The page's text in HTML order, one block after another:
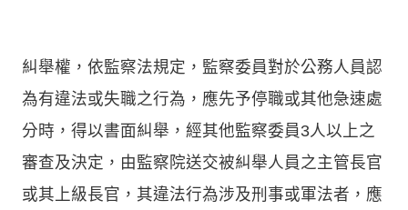
糾舉權，依監察法規定，監察委員對於公務人員認
為有違法或失職之行為，應先予停職或其他急速處
分時，得以書面糾舉，經其他監察委員3人以上之
審查及決定，由監察院送交被糾舉人員之主管長官
或其上級長官，其違法行為涉及刑事或軍法者，應